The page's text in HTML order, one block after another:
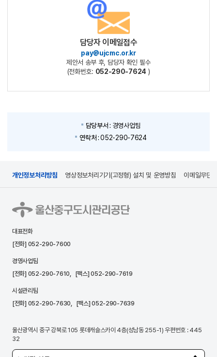
담당자 이메일접수
pay@ujcmc.or.kr
제안서 송부 후, 담당자 확인 필수
(전화번호: 052-290-7624 )
담당부서 : 경영사업팀
연락처 :052-290-7624
개인정보처리방침 영상정보처리기기(고정형) 설치 및 운영방침 이메일무단
대표전화
[전화] 052-290-7600
경영사업팀
[전화] 052-290-7610, [팩스] 052-290-7619
시설관리팀
[전화] 052-290-7630, [팩스] 052-290-7639
울산광역시 중구 강북로 105 롯데캐슬스카이 4층(성남동 255-1) 우편번호 : 445
32